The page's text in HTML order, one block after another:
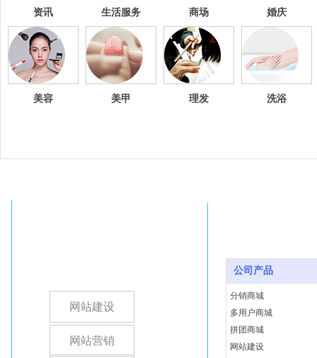
资讯 生活服务 商场 婚庆
美容 美甲 理发 洗浴
公司产品
分销商城
多用户商城
拼团商城
网站建设
网站建设
网站营销